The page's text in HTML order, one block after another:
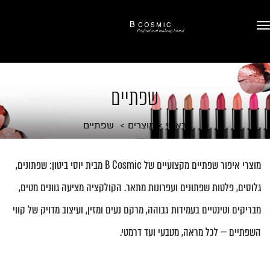
שפתיים
ראשי מוצרים שפתיים
מוצרי איפור שפתיים מקצועיים של B Cosmic מבית יוסי ביטון: שפתונים,
גלוסים, פלטות שפתונים ועפרונות מתאר. הקולקציה מציעה גוונים מטים,
מבריקים וטינטיים בעמידות גבוהה, מרקם נעים ומזין, ועיצוב מדויק של קווי
השפתיים — לכל מראה, מטבעי ועד דרמטי.